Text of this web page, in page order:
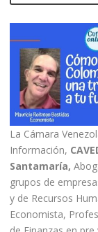
La Cámara
Información,
Santamaría,
grupos de
y de Recursos
Economista,